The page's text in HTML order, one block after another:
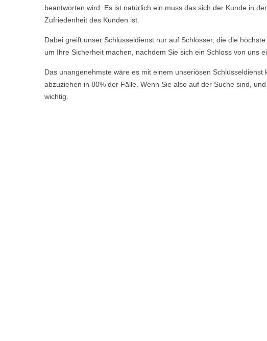
beantworten wird. Es ist natürlich ein muss das sich der Kunde in
Zufriedenheit des Kunden ist.
Dabei greift unser Schlüsseldienst nur auf Schlösser, die die
um Ihre Sicherheit machen, nachdem Sie sich ein Schloss von uns
Das unangenehmste wäre es mit einem unseriösen
abzuziehen in 80% der Fälle. Wenn Sie also auf der Suche sind,
wichtig.